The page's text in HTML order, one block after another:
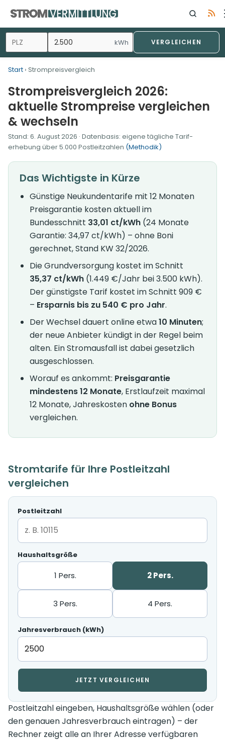
Inhalt
springen
kWh VERGLEICHEN
Start › Strompreisvergleich
Strompreisvergleich 2026:
aktuelle Strompreise vergleichen
& wechseln
Stand: 6. August 2026 · Datenbasis: eigene tägliche Tarif­
erhebung über 5.000 Postleitzahlen (Methodik)
Das Wichtigste in Kürze
Günstige Neukundentarife mit 12 Monaten
Preisgarantie kosten aktuell im
Bundesschnitt 33,01 ct/kWh (24 Monate
Garantie: 34,97 ct/kWh) – ohne Boni
gerechnet, Stand KW 32/2026.
Die Grundversorgung kostet im Schnitt
35,37 ct/kWh (1.449 €/Jahr bei 3.500 kWh).
Der günstigste Tarif kostet im Schnitt 909 €
– Ersparnis bis zu 540 € pro Jahr.
Der Wechsel dauert online etwa10 Minuten;
der neue Anbieter kündigt in der Regel beim
alten. Ein Stromausfall ist dabei gesetzlich
ausgeschlossen.
Worauf es ankommt: Preisgarantie
mindestens 12 Monate, Erstlaufzeit maximal
12 Monate, Jahreskosten ohne Bonus
vergleichen.
Stromtarife für Ihre Postleitzahl
vergleichen
Postleitzahl
Haushaltsgröße
1 Pers. 2 Pers.
3 Pers. 4 Pers.
Jahresverbrauch (kWh)
JETZT VERGLEICHEN
Postleitzahl eingeben, Haushaltsgröße wählen (oder
den genauen Jahresverbrauch eintragen) – der
Rechner zeigt alle an Ihrer Adresse verfügbaren